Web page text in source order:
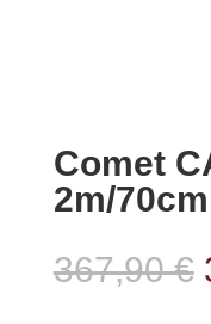
Comet
2m/
367,90€